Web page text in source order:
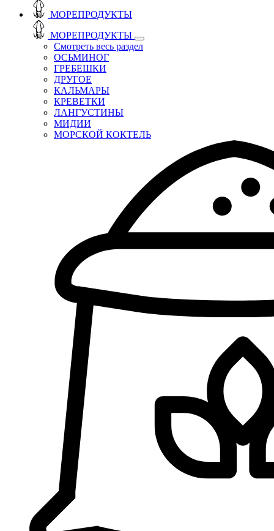
МОРЕПРОДУКТЫ
МОРЕПРОДУКТЫ
Смотреть весь раздел
ОСЬМИНОГ
ГРЕБЕШКИ
ДРУГОЕ
КАЛЬМАРЫ
КРЕВЕТКИ
ЛАНГУСТИНЫ
МИДИИ
МОРСКОЙ КОКТЕЛЬ